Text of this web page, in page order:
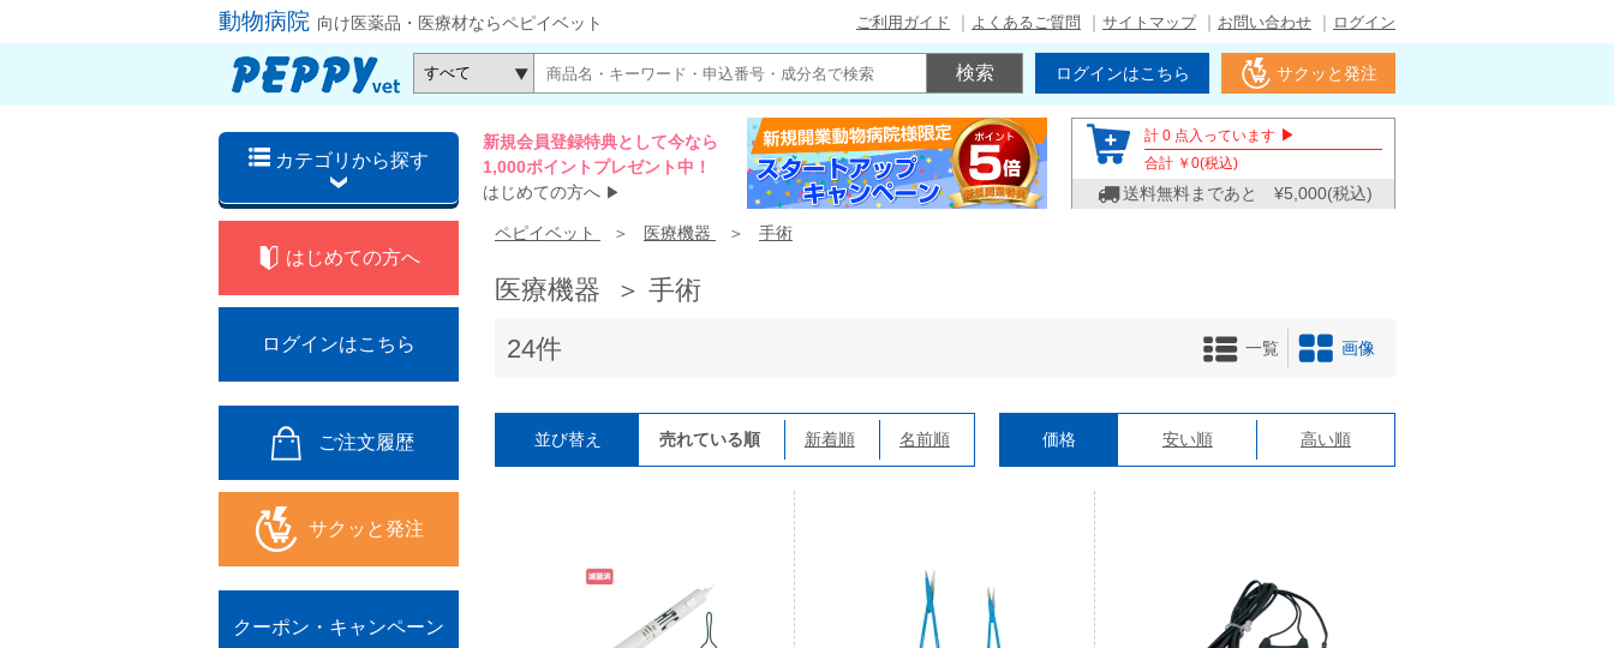
動物病院 向け医薬品・医療材ならペピイベット ご利用ガイド よくあるご質問 サイトマップ お問い合わせ ログイン
ログインはこちら サクッと発注
カテゴリから探す
新規会員登録特典として今なら
1,000ポイントプレゼント中！
はじめての方へ ▶
計 0 点入っています ▶
合計 ￥ 0(税込)
送料無料まであと ¥5,000(税込)
はじめての方へ
ログインはこちら
ご注文履歴
サクッと発注
クーポン・キャンペーン
ペピイベット 医療機器 手術
医療機器 ＞ 手術
24件
一覧 画像
並び替え 売れている順 新着順 名前順 価格 安い順 高い順